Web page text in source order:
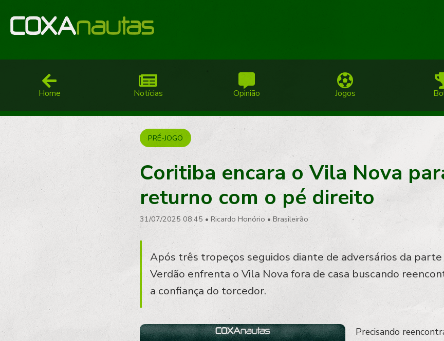
Home Notícias Opinião Jogos
PRÉ-JOGO
Coritiba encara o Vila Nova
returno com o pé direito
31/07/2025 08:45 • Ricardo Honório • Brasileirão
Após três tropeços seguidos diante de adversários da
Verdão enfrenta o Vila Nova fora de casa buscando
a confiança do torcedor.
Precisando